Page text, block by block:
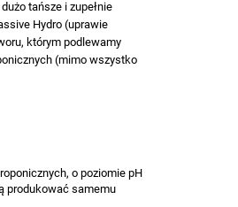
tańsze i zupełnie
Hydro (uprawie
którym podlewamy
(mimo wszystko
o poziomie pH
produkować samemu